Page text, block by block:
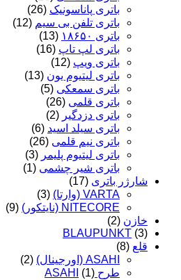
باتری پاناسونیک (26)
باتری تلفن بی سیم (12)
باتری ۱۸۶۵۰
(13)
باتری لپ تاپ (16)
باتری ویپ (12)
باتری لیتیوم یون (13)
باتری سمعکی (5)
باتری قلمی (26)
باتری دزدگیر (2)
باتری سیلد اسید (6)
باتری نیم قلمی (26)
باتری لیتیوم پلیمر (3)
باتری شیر چشمی (1)
شارژر باتری (17)
VARTA (وارتا)
(3)
NITECORE (نایتکور)
(9)
خازن (2)
BLAUPUNKT (3)
قلع (8)
ASAHI (اورجینال)
(2)
طرح ASAHI (1)